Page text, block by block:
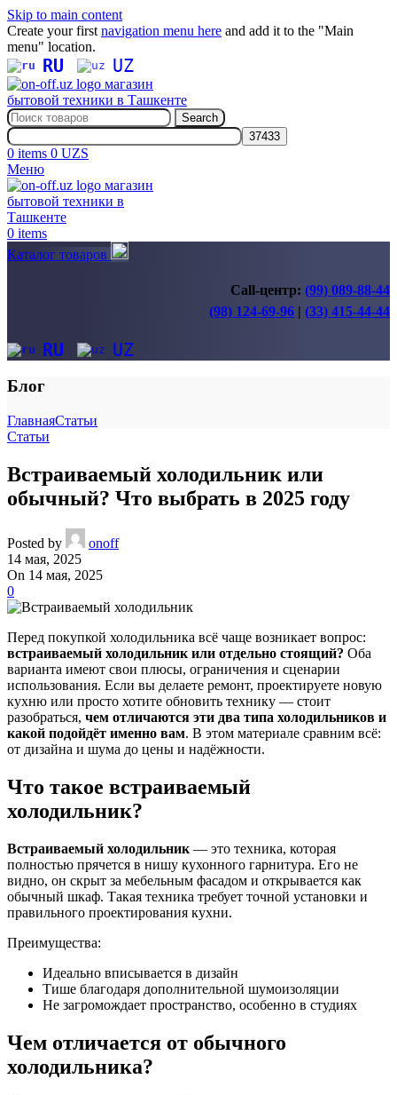
Skip to main content
Create your first navigation menu here and add it to the "Main
menu" location.
RU UZ
Search
0 items 0 UZS
Меню
0 items
Каталог товаров
Call-центр: (99) 089-88-44
(98) 124-69-96 | (33) 415-44-44
RU UZ
Блог
ГлавнаяСтатьи
Статьи
Встраиваемый холодильник или
обычный? Что выбрать в 2025 году
Posted by
onoff
14 мая, 2025
On 14 мая, 2025
0
Перед покупкой холодильника всё чаще возникает вопрос:
встраиваемый холодильник или отдельно стоящий? Оба
варианта имеют свои плюсы, ограничения и сценарии
использования. Если вы делаете ремонт, проектируете новую
кухню или просто хотите обновить технику — стоит
разобраться, чем отличаются эти два типа холодильников и
какой подойдёт именно вам. В этом материале сравним всё:
от дизайна и шума до цены и надёжности.
Что такое встраиваемый
холодильник?
Встраиваемый холодильник — это техника, которая
полностью прячется в нишу кухонного гарнитура. Его не
видно, он скрыт за мебельным фасадом и открывается как
обычный шкаф. Такая техника требует точной установки и
правильного проектирования кухни.
Преимущества:
Идеально вписывается в дизайн
Тише благодаря дополнительной шумоизоляции
Не загромождает пространство, особенно в студиях
Чем отличается от обычного
холодильника?